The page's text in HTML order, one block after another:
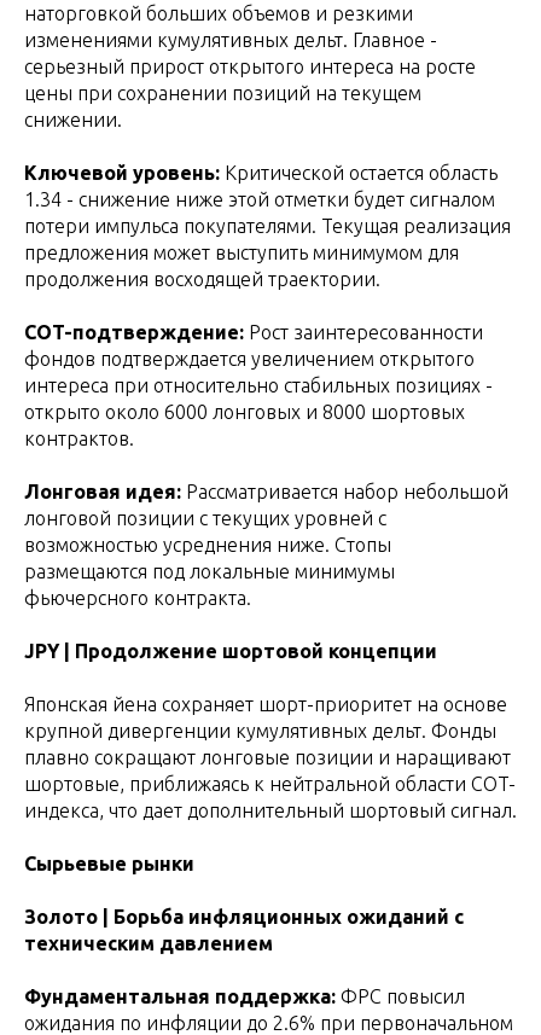
наторговкой больших объемов и резкими
изменениями кумулятивных дельт. Главное -
серьезный прирост открытого интереса на росте
цены при сохранении позиций на текущем
снижении.
Ключевой уровень: Критической остается область
1.34 - снижение ниже этой отметки будет сигналом
потери импульса покупателями. Текущая реализация
предложения может выступить минимумом для
продолжения восходящей траектории.
COT-подтверждение: Рост заинтересованности
фондов подтверждается увеличением открытого
интереса при относительно стабильных позициях -
открыто около 6000 лонговых и 8000 шортовых
контрактов.
Лонговая идея: Рассматривается набор небольшой
лонговой позиции с текущих уровней с
возможностью усреднения ниже. Стопы
размещаются под локальные минимумы
фьючерсного контракта.
JPY | Продолжение шортовой концепции
Японская йена сохраняет шорт-приоритет на основе
крупной дивергенции кумулятивных дельт. Фонды
плавно сокращают лонговые позиции и наращивают
шортовые, приближаясь к нейтральной области COT-
индекса, что дает дополнительный шортовый сигнал.
Сырьевые рынки
Золото | Борьба инфляционных ожиданий с
техническим давлением
Фундаментальная поддержка: ФРС повысил
ожидания по инфляции до 2.6% при первоначальном